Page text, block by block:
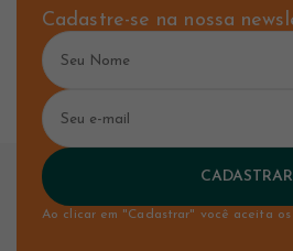
Cadastre-se na nossa
CADASTRAR
Ao clicar em "Cadastrar" você aceita os